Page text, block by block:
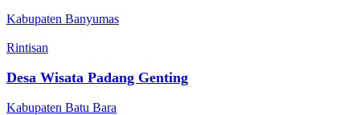
Kabupaten Banyumas
Rintisan
Desa Wisata Padang Genting
Kabupaten Batu Bara